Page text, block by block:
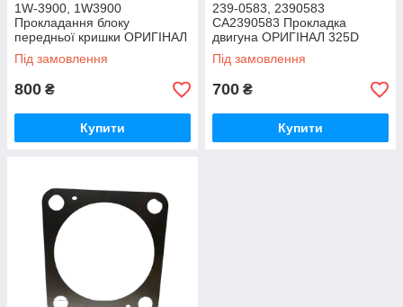
1W-3900, 1W3900
Прокладання блоку
передньої кришки ОРИГІНАЛ
Під замовлення
800 ₴
Купити
239-0583, 2390583
CA2390583 Прокладка
двигуна ОРИГІНАЛ 325D
(3126) CAT/CATERPILLAR
Під замовлення
700 ₴
Купити